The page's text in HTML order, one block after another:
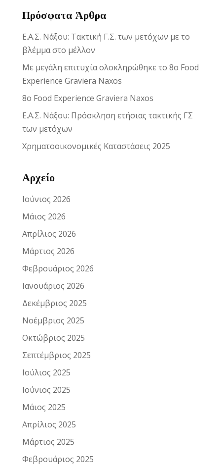
Πρόσφατα Άρθρα
Ε.Α.Σ. Νάξου: Τακτική Γ.Σ. των μετόχων με το
βλέμμα στο μέλλον
Με μεγάλη επιτυχία ολοκληρώθηκε το 8ο Food
Experience Graviera Naxos
8ο Food Experience Graviera Naxos
Ε.Α.Σ. Νάξου: Πρόσκληση ετήσιας τακτικής ΓΣ
των μετόχων
Χρηματοοικονομικές Καταστάσεις 2025
Αρχείο
Ιούνιος 2026
Μάιος 2026
Απρίλιος 2026
Μάρτιος 2026
Φεβρουάριος 2026
Ιανουάριος 2026
Δεκέμβριος 2025
Νοέμβριος 2025
Οκτώβριος 2025
Σεπτέμβριος 2025
Ιούλιος 2025
Ιούνιος 2025
Μάιος 2025
Απρίλιος 2025
Μάρτιος 2025
Φεβρουάριος 2025